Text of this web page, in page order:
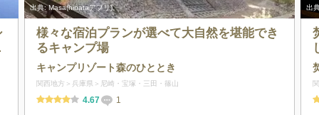
出典:Masa(hinataアプリ)
様々な宿泊プランが選べて大自然を堪能でき
るキャンプ場
キャンプリゾート森のひととき
関西地方 兵庫県 尼崎・宝塚・三田・篠山
4.67 1
出